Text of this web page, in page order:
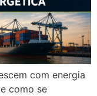
com energia
como se